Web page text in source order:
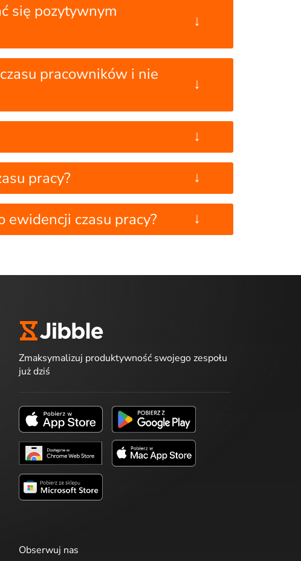
się pozytywnym
↓
pracowników i nie
↓
↓
pracy? ↓
czasu pracy? ↓
Zmaksymalizuj produktywność swojego zespołu
już dziś
Obserwuj nas